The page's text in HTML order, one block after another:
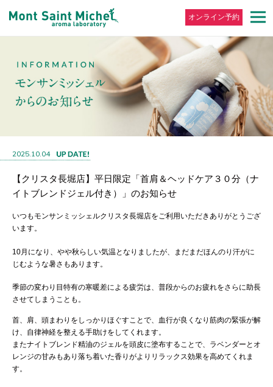
オンライン予約
2025.10.04
【クリスタ長堀店】平日限定「首肩＆ヘッドケア３０分（ナ
イトブレンドジェル付き）」のお知らせ
いつもモンサンミッシェルクリスタ長堀店をご利用いただきありがとうござ
います。
10月になり、やや秋らしい気温となりましたが、まだまだほんのり汗がに
じむような暑さもあります。
季節の変わり目特有の寒暖差による疲労は、普段からのお疲れをさらに助長
させてしまうことも。
首、肩、頭まわりをしっかりほぐすことで、血行が良くなり筋肉の緊張が解
け、自律神経を整える手助けをしてくれます。
またナイトブレンド精油のジェルを頭皮に塗布することで、ラベンダーとオ
レンジの甘みもあり落ち着いた香りがよりリラックス効果を高めてくれま
す。